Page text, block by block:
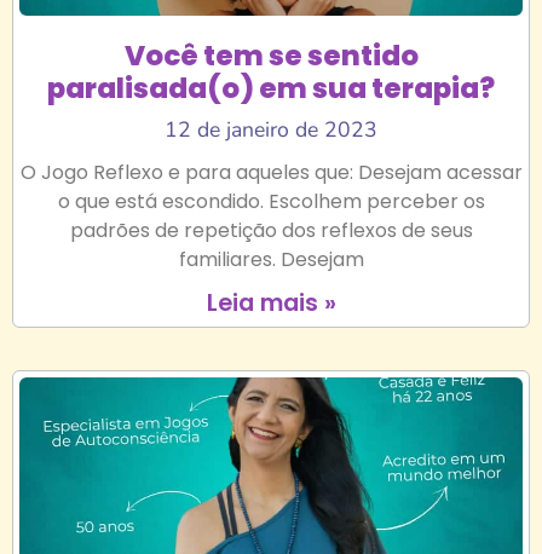
Você tem se sentido
paralisada(o) em sua terapia?
12 de janeiro de 2023
O Jogo Reflexo e para aqueles que: Desejam acessar
o que está escondido. Escolhem perceber os
padrões de repetição dos reflexos de seus
familiares. Desejam
Leia mais »